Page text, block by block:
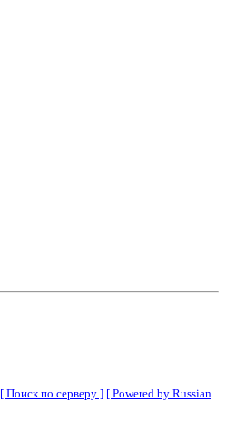
[ Поиск по серверу ] [ Powered by Russian